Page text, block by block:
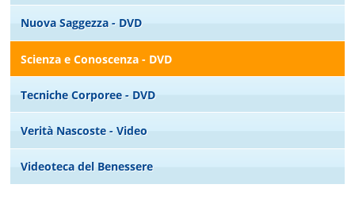
Nuova Saggezza - DVD
Scienza e Conoscenza - DVD
Tecniche Corporee - DVD
Verità Nascoste - Video
Videoteca del Benessere